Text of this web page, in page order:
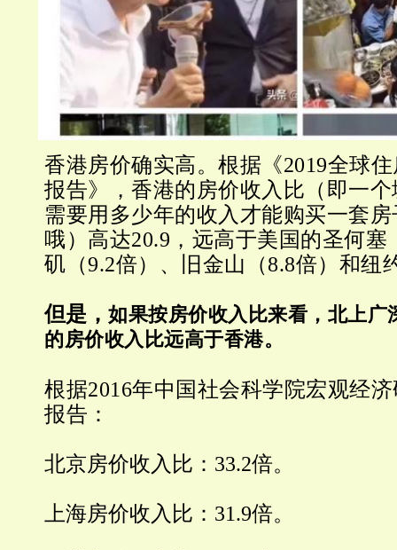
香港房价确实高。根据《2019全球
报告》，香港的房价收入比（即一
需要用多少年的收入才能购买一套
哦）高达20.9，远高于美国的圣何塞
矶（9.2倍）、旧金山（8.8倍）和纽
但是， 如果按房价收入比来看，北上广
的房价收入比远高于香港。
根据2016年中国社会科学院宏观经
报告：
北京房价收入比：33.2倍。
上海房价收入比：31.9倍。